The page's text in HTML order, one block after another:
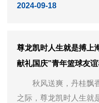
献血活动，有限公司
2024-09-18
尊龙凯时人生就是搏
献礼国庆”青年篮球友
秋风送爽，丹桂飘香
之际，尊龙凯时人